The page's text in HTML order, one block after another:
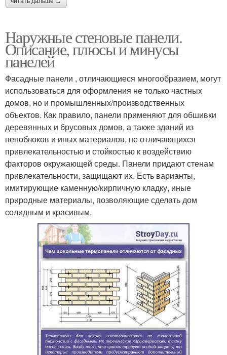
Наружные стеновые панели.
Описание, плюсы и минусы
панелей
Фасадные панели , отличающиеся многообразием, могут
использоваться для оформления не только частных
домов, но и промышленных/производственных
объектов. Как правило, панели применяют для обшивки
деревянных и брусовых домов, а также зданий из
пеноблоков и иных материалов, не отличающихся
привлекательностью и стойкостью к воздействию
факторов окружающей среды. Панели придают стенам
привлекательности, защищают их. Есть варианты,
имитирующие каменную/кирпичную кладку, иные
природные материалы, позволяющие сделать дом
солидным и красивым.